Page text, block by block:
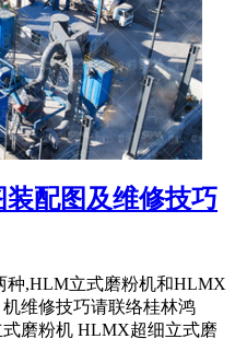
配图及维修技巧
种,HLM立式磨粉机和HLMX
维修技巧请联络桂林鸿
磨粉机 HLMX超细立式磨